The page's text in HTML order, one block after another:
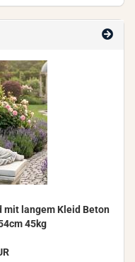
mit lan­gem Kleid Beton
45kg